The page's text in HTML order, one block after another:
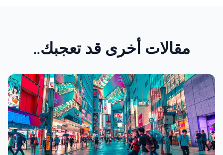
مقالات أخرى قد تعجبك..